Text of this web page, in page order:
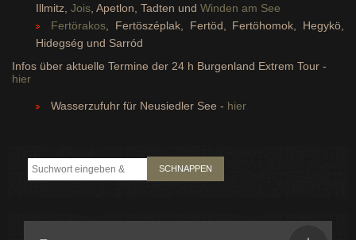
Illmitz, Jois , Apetlon, Tadten und Winden am See
Fertörakos , Fertöszéplak, Fertöd, Fertöhomok, Hegykö,
Hidegség und Sarród
Infos über aktuelle Termine der 24 h Burgenland Extrem Tour -
hier
Wasserzufuhr für Neusiedler See - hier
SCHNAPPEN